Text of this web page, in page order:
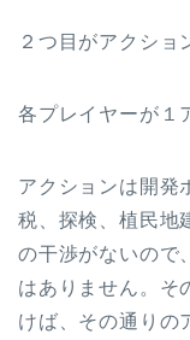
２つ目がアクショ
各プレイヤーが１
アクションは開発
税、探検、植民地
の干渉がないので
はありません。そ
けば、その通りの